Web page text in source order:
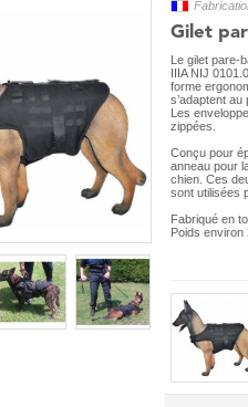
Gilet
Le gilet
IIIA NIJ
forme
s’adaptent
Les
zippées.
Conçu pour
anneau pour
chien. Ces
sont utilisées
Fabriqué en
Poids